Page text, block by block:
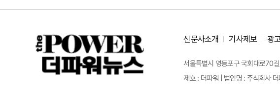
신문사소개 기사제보 광
서울특별시 영등포구 국회대로
제호 : 더파워 | 법인명 : 주식회사